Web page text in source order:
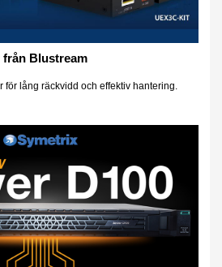
från Blustream
för lång räckvidd och effektiv hantering.